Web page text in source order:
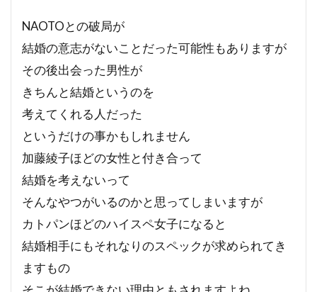
NAOTOとの破局が
結婚の意志がないことだった可能性もありますが
その後出会った男性が
きちんと結婚というのを
考えてくれる人だった
というだけの事かもしれません
加藤綾子ほどの女性と付き合って
結婚を考えないって
そんなやつがいるのかと思ってしまいますが
カトパンほどのハイスペ女子になると
結婚相手にもそれなりのスペックが求められてき
ますもの